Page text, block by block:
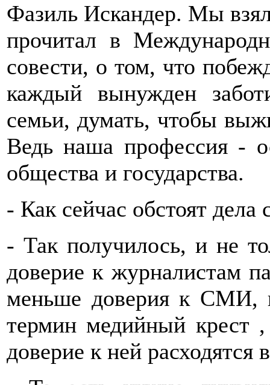
Фазиль Искандер. Мы
прочитал в
совести, о том, что
каждый вынужден
семьи, думать, чтобы
Ведь наша профессия -
общества и государства.
- Как сейчас обстоят дела
- Так получилось, и не
доверие к журналистам
меньше доверия к СМИ,
термин медийный крест
доверие к ней расходятся